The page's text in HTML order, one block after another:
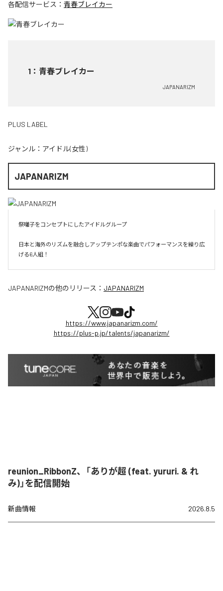
各配信サービス： 青春ブレイカー
1 ： 青春ブレイカー
JAPANARIZM
PLUS LABEL
ジャンル： アイドル(女性)
JAPANARIZM
祭囃子をコンセプトにしたアイドルグループ
日本と海外のリズムを融合しアップテンポな楽曲でパフォーマンスを繰り広
げる6人組！
JAPANARIZMの他のリリース： JAPANARIZM
https://www.japanarizm.com/
https://plus-p.jp/talents/japanarizm/
reunion_RibbonZ、「ありが超 (feat. yururi. & れ
み)」を配信開始
新曲情報 2026.8.5